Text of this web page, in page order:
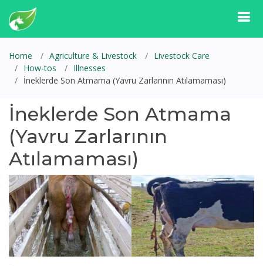
Home Agriculture & Livestock
Livestock Care
How-tos
Illnesses
İneklerde Son Atmama (Yavru Zarlarının Atılamaması)
İneklerde Son Atmama
(Yavru Zarlarının
Atılamaması)